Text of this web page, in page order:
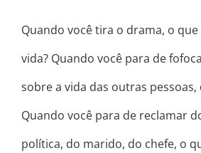
Quando você tira o drama, o
vida? Quando você para de
sobre a vida das outras pessoas,
Quando você para de reclamar
política, do marido, do chefe, o